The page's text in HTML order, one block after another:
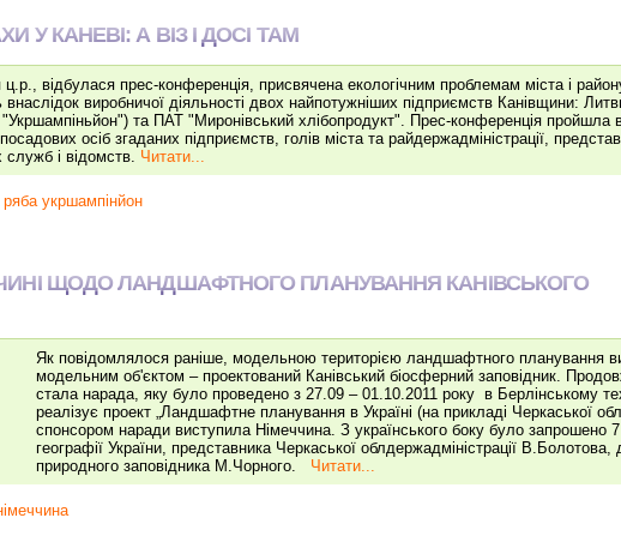
У КАНЕВІ: А ВІЗ І ДОСІ ТАМ
відбулася прес-конференція, присвячена екологічним проблемам міста і
виробничої діяльності двох найпотужніших підприємств Канівщини:
та ПАТ "Миронівський хлібопродукт". Прес-конференція пройшла
осіб згаданих підприємств, голів міста та райдержадміністрації,
служб і відомств. Читати...
укршампінйон
ЩОДО ЛАНДШАФТНОГО ПЛАНУВАННЯ КАНІВСЬКОГО
Як повідомлялося раніше, модельною територією ландшафтного планування
модельним об'єктом – проектований Канівський біосферний заповідник.
стала нарада, яку було проведено з 27.09 – 01.10.2011 року в Берлінському
реалізує проект „Ландшафтне планування в Україні (на прикладі Черкаської
спонсором наради виступила Німеччина. З українського боку було запрошено 7
географії України, представника Черкаської облдержадміністрації В.Болотова,
природного заповідника М.Чорного. Читати...